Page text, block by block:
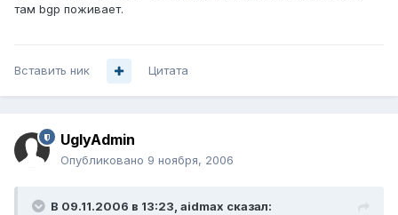
там bgp поживает.
Вставить ник Цитата
UglyAdmin
Опубликовано 9 ноября, 2006
В 09.11.2006 в 13:23, aidmax сказал: